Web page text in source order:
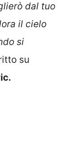
dal tuo
il cielo
si
su